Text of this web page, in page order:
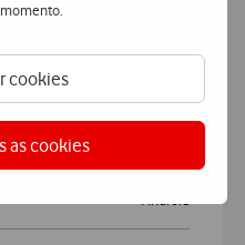
cookies
as cookies